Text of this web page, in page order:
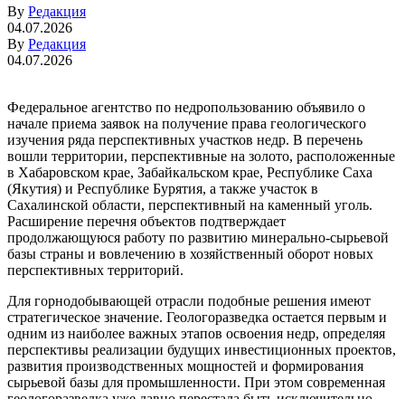
By Редакция
04.07.2026
By Редакция
04.07.2026
Федеральное агентство по недропользованию объявило о
начале приема заявок на получение права геологического
изучения ряда перспективных участков недр. В перечень
вошли территории, перспективные на золото, расположенные
в Хабаровском крае, Забайкальском крае, Республике Саха
(Якутия) и Республике Бурятия, а также участок в
Сахалинской области, перспективный на каменный уголь.
Расширение перечня объектов подтверждает
продолжающуюся работу по развитию минерально-сырьевой
базы страны и вовлечению в хозяйственный оборот новых
перспективных территорий.
Для горнодобывающей отрасли подобные решения имеют
стратегическое значение. Геологоразведка остается первым и
одним из наиболее важных этапов освоения недр, определяя
перспективы реализации будущих инвестиционных проектов,
развития производственных мощностей и формирования
сырьевой базы для промышленности. При этом современная